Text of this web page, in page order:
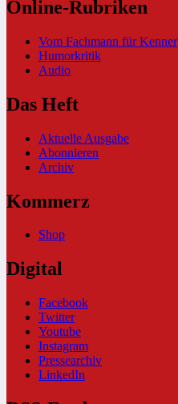
Online-Rubriken
Vom Fachmann für Kenner
Humorkritik
Audio
Das Heft
Aktuelle Ausgabe
Abonnieren
Archiv
Kommerz
Shop
Digital
Facebook
Twitter
Youtube
Instagram
Pressearchiv
LinkedIn